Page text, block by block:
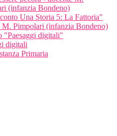
(infanzia Bondeno)
Una Storia 5: La Fattoria"
M. Pimpolari (infanzia Bondeno)
"Paesaggi digitali"
digitali
Primaria